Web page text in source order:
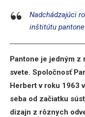
Nadchádzajúci
inštitútu
Pantone je jedným z
svete. Spoločnosť
Herbert v roku 1963
seba od začiatku
dizajn z rôznych